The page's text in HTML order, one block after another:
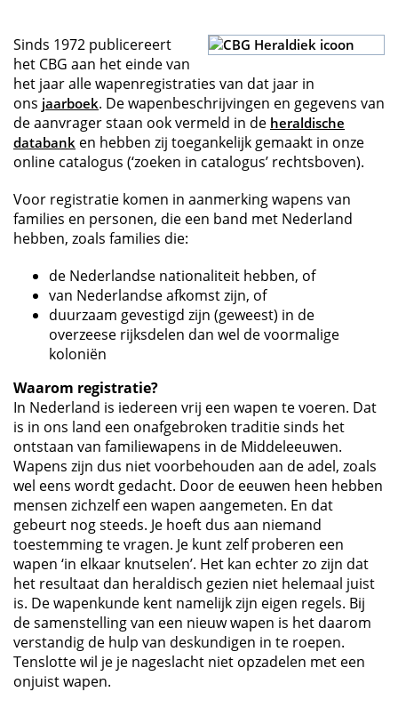
Sinds 1972 publicereert
het CBG aan het einde van
het jaar alle wapenregistraties van dat jaar in
ons jaarboek. De wapenbeschrijvingen en gegevens van
de aanvrager staan ook vermeld in de heraldische
databank en hebben zij toegankelijk gemaakt in onze
online catalogus (‘zoeken in catalogus’ rechtsboven).
Voor registratie komen in aanmerking wapens van
families en personen, die een band met Nederland
hebben, zoals families die:
de Nederlandse nationaliteit hebben, of
van Nederlandse afkomst zijn, of
duurzaam gevestigd zijn (geweest) in de
overzeese rijksdelen dan wel de voormalige
koloniën
Waarom registratie?
In Nederland is iedereen vrij een wapen te voeren. Dat
is in ons land een onafgebroken traditie sinds het
ontstaan van familiewapens in de Middeleeuwen.
Wapens zijn dus niet voorbehouden aan de adel, zoals
wel eens wordt gedacht. Door de eeuwen heen hebben
mensen zichzelf een wapen aangemeten. En dat
gebeurt nog steeds. Je hoeft dus aan niemand
toestemming te vragen. Je kunt zelf proberen een
wapen ‘in elkaar knutselen’. Het kan echter zo zijn dat
het resultaat dan heraldisch gezien niet helemaal juist
is. De wapenkunde kent namelijk zijn eigen regels. Bij
de samenstelling van een nieuw wapen is het daarom
verstandig de hulp van deskundigen in te roepen.
Tenslotte wil je je nageslacht niet opzadelen met een
onjuist wapen.